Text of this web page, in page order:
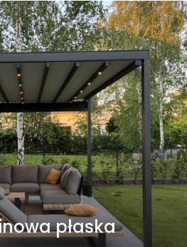
płaska